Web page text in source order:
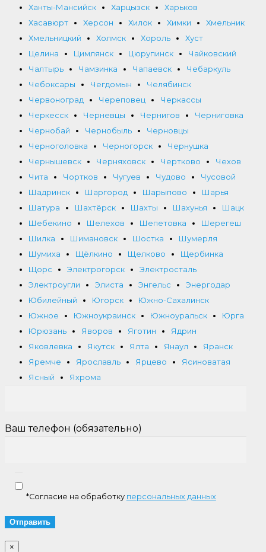
Ханты-Мансийск
Харцызск
Харьков
Хасавюрт
Херсон Хилок Химки
Хмельник
Хмельницкий
Холмск Хороль
Хуст
Целина
Цимлянск Цюрупинск
Чайковский
Чалтырь
Чамзинка Чапаевск
Чебаркуль
Чебоксары
Чегдомын
Челябинск
Червоноград
Череповец
Черкассы
Черкесск
Черневцы Чернигов
Черниговка
Чернобай
Чернобыль
Черновцы
Черноголовка
Черногорск
Чернушка
Чернышевск
Черняховск Чертково
Чехов
Чита
Чортков Чугуев Чудово
Чусовой
Шадринск
Шаргород Шарыпово
Шарья
Шатура
Шахтёрск Шахты Шахунья
Шацк
Шебекино
Шелехов Шепетовка
Шерегеш
Шилка
Шимановск Шостка
Шумерля
Шумиха
Щёлкино Щелково
Щербинка
Щорс
Электрогорск
Электросталь
Электроугли
Элиста Энгельс
Энергодар
Юбилейный
Югорск
Южно-Сахалинск
Южное
Южноукраинск Южноуральск
Юрга
Юрюзань
Яворов Яготин
Ядрин
Яковлевка
Якутск Ялта Янаул
Яранск
Яремче
Ярославль Ярцево
Ясиноватая
Ясный
Яхрома
Ваш телефон (обязательно)
*Согласие на обработку персональных данных
×